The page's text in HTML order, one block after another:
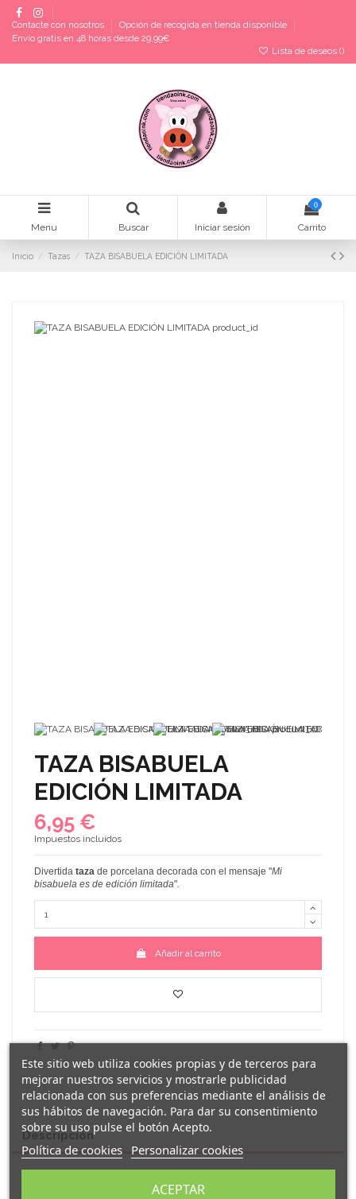
Contacte con nosotros
Opción de recogida en tienda disponible
Envío gratis en 48 horas desde 29,99€
Lista de deseos ()
Menu Buscar Iniciar sesión
0
Carrito
Inicio Tazas TAZA BISABUELA EDICIÓN LIMITADA
TAZA BISABUELA
EDICIÓN LIMITADA
6,95 €
Impuestos incluidos
Divertida taza de porcelana decorada con el mensaje "Mi
bisabuela es de edición limitada".
Añadir al carrito
Descripción
Este sitio web utiliza cookies propias y de terceros para
mejorar nuestros servicios y mostrarle publicidad
relacionada con sus preferencias mediante el análisis de
sus hábitos de navegación. Para dar su consentimiento
sobre su uso pulse el botón Acepto.
Política de cookies Personalizar cookies
ACEPTAR